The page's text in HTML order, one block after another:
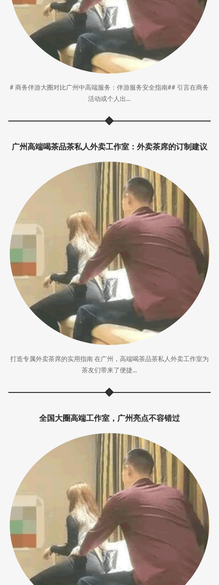
# 商务伴游大圈对比广州中高端服务：伴游服务安全指南## 引言在商务
活动或个人出...
‌广州高端喝茶品茶私人外卖工作室‌：外卖茶席的订制建议
打造专属外卖茶席的实用指南 在广州，高端喝茶品茶私人外卖工作室为
茶友们带来了便捷...
全国大圈高端工作室，广州亮点不容错过